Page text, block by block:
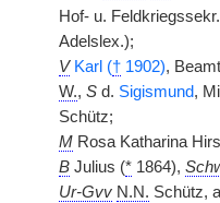
Hof- u.
Adelslex.);
V Karl († 1902),
W., S d. Sigismund,
Schütz;
M Rosa Katharina
B Julius (* 1864),
Ur-Gvv N.N. Schütz,